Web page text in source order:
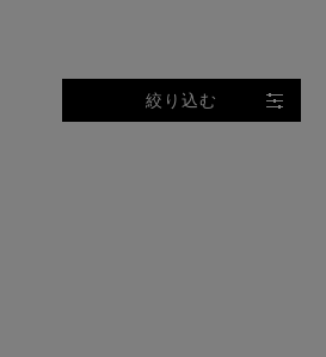
絞り込む